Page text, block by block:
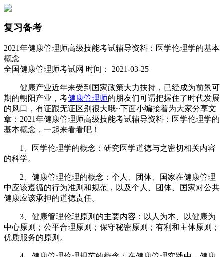
复习备考
2021年健康管理师高级技能考试辅导资料：医学伦理学的基本
概念
全国健康管理师考试网 时间： 2021-03-25
​健康产业近年来受到国家政策大力扶持，已经成为前景可
期的朝阳产业，考健康管理师的朋友们可谓把握住了时代发展
的风口，有证跟无证区别很大哦~下面小编接着为大家分享文
章：2021年健康管理师高级技能考试辅导资料：医学伦理学的
基本概念，一起来看看吧！
1、医学伦理学的概念：研究医学道德与之密切相关内容
的科学。
2、健康管理伦理的概念：个人、团体、国家在健康管理
中应该遵循的行为准则和规范，以及个人、团体、国家对公共
健康应该承担的道德责任。
3、健康管理伦理原则的主要内容：以人为本、以健康为
中心原则；公平合理原则；保守秘密原则；有利和主体原则；
优质服务的原则。